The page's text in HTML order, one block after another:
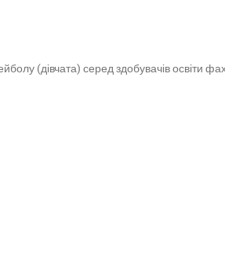
(дівчата) серед здобувачів освіти